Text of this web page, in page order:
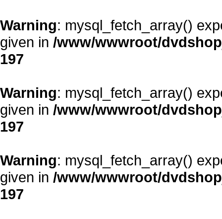
Warning: mysql_fetch_array()
given in /www/wwwroot/
197
Warning: mysql_fetch_array()
given in /www/wwwroot/
197
Warning: mysql_fetch_array()
given in /www/wwwroot/
197